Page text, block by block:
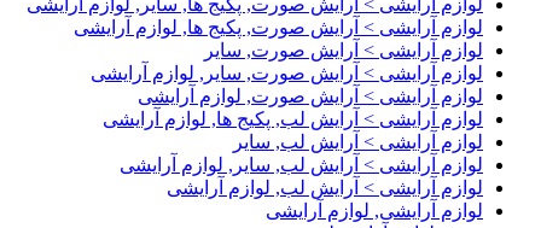
لوازم آرایشی > آرایش صورت, پکیج ها, سایر, لوازم آرایشی
لوازم آرایشی > آرایش صورت, پکیج ها, لوازم آرایشی
لوازم آرایشی > آرایش صورت, سایر
لوازم آرایشی > آرایش صورت, سایر, لوازم آرایشی
لوازم آرایشی > آرایش صورت, لوازم آرایشی
لوازم آرایشی > آرایش لب, پکیج ها, لوازم آرایشی
لوازم آرایشی > آرایش لب, سایر
لوازم آرایشی > آرایش لب, سایر, لوازم آرایشی
لوازم آرایشی > آرایش لب, لوازم آرایشی
لوازم آرایشی, لوازم آرایشی